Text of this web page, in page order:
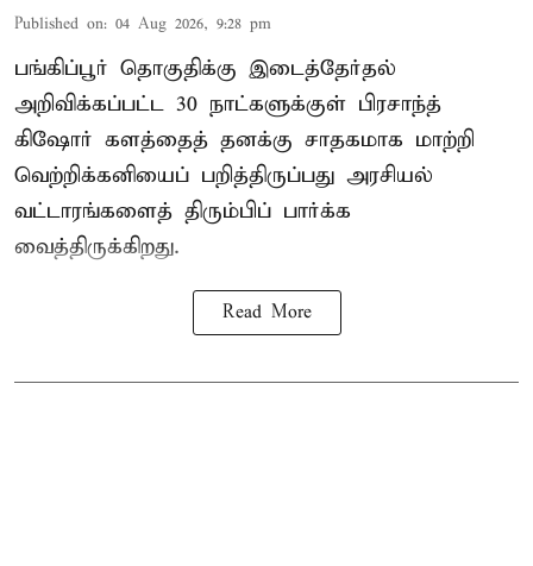
Published on: 04 Aug 2026, 9:28 pm
பங்கிப்பூர் தொகுதிக்கு இடைத்தேர்தல்
அறிவிக்கப்பட்ட 30 நாட்களுக்குள் பிரசாந்த்
கிஷோர் களத்தைத் தனக்கு சாதகமாக மாற்றி
வெற்றிக்கனியைப் பறித்திருப்பது அரசியல்
வட்டாரங்களைத் திரும்பிப் பார்க்க
வைத்திருக்கிறது.
Read More